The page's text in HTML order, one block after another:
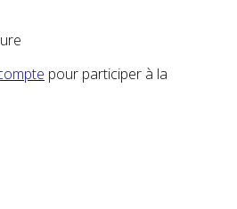
pour participer à la